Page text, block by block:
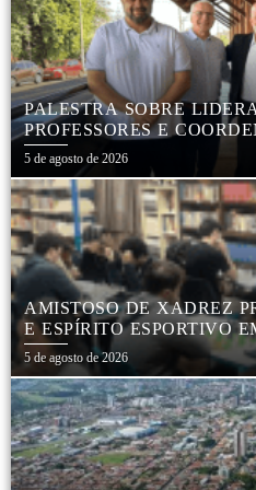
PALESTRA SOBRE
PROFESSORES E
MUNICIPAL
5 de agosto de 2026
AMISTOSO DE XADREZ
E ESPÍRITO ESPORTIVO
5 de agosto de 2026